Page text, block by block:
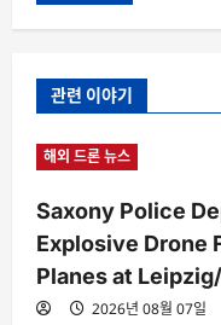
관련 이야기
해외 드론 뉴스
Saxony Police
Explosive Drone
Planes at
2026년 08월 07일